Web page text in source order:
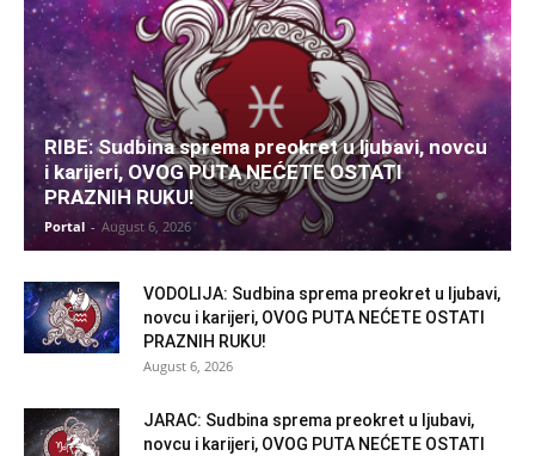
RIBE: Sudbina sprema preokret u ljubavi, novcu
i karijeri, OVOG PUTA NEĆETE OSTATI
PRAZNIH RUKU!
Portal - August 6, 2026
VODOLIJA: Sudbina sprema preokret u ljubavi,
novcu i karijeri, OVOG PUTA NEĆETE OSTATI
PRAZNIH RUKU!
August 6, 2026
JARAC: Sudbina sprema preokret u ljubavi,
novcu i karijeri, OVOG PUTA NEĆETE OSTATI